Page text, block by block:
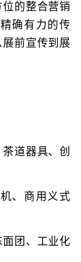
的整合营销
确有力的传
前宣传到展
道器具、创
、商用义式
团、工业化